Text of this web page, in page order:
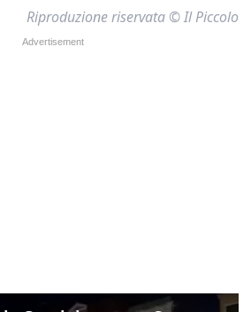
Riproduzione riservata © Il Piccolo